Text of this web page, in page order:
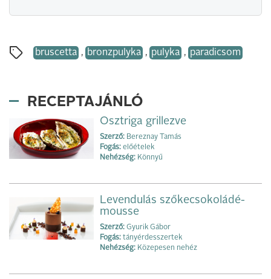
bruscetta , bronzpulyka , pulyka , paradicsom
RECEPTAJÁNLÓ
Osztriga grillezve
Szerző: Bereznay Tamás
Fogás: előételek
Nehézség: Könnyű
Levendulás szőkecsokoládé-
mousse
Szerző: Gyurik Gábor
Fogás: tányérdesszertek
Nehézség: Közepesen nehéz